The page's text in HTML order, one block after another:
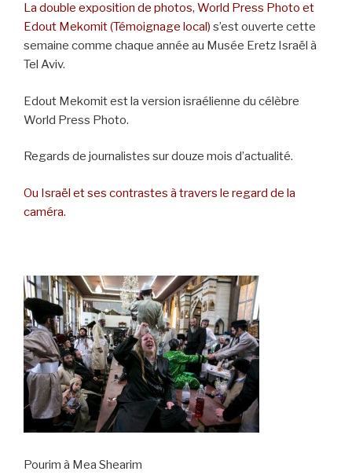
La double exposition de photos, World Press Photo et
Edout Mekomit (Témoignage local) s’est ouverte cette
semaine comme chaque année au Musée Eretz Israël à
Tel Aviv.
Edout Mekomit est la version israélienne du célèbre
World Press Photo.
Regards de journalistes sur douze mois d’actualité.
Ou Israël et ses contrastes à travers le regard de la
caméra.
Pourim à Mea Shearim